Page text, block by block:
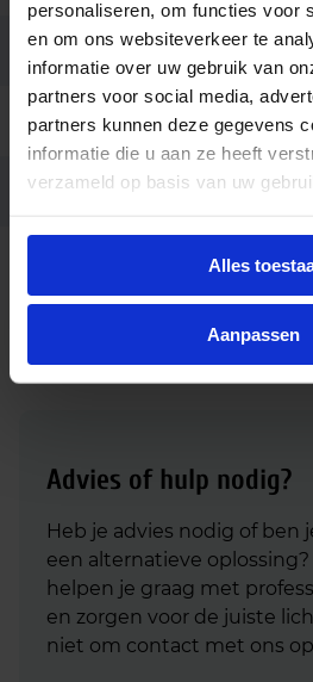
personaliseren, om functies voor
en om ons websiteverkeer te
informatie over uw gebruik van
partners voor social media,
partners kunnen deze gegevens
informatie die u aan ze heeft
verzameld op basis van uw
Alles
Aanpassen
Merk Ledvance
Garantie 3 jaar
Ean code
Ledvance
Advies of hulp nodig?
Heb je advies nodig of ben
een alternatieve
helpen je graag met
en zorgen voor de juiste
niet om contact met ons